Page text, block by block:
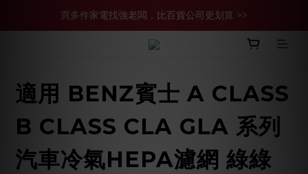
買多件家電找強老闆，比百貨公司更划算 >>
官網現金轉帳優惠 結帳輸【YHH02】再享2%優惠
買多件家電找強老闆，比百貨公司更划算 >>
適用 BENZ賓士 A CLASS
B CLASS CLA GLA 系列
汽車冷氣HEPA濾網 綠綠